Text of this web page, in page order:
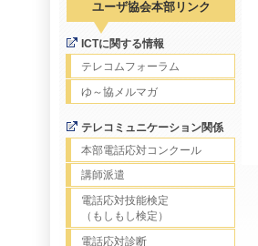
ユーザ協会本部リンク
ICTに関する情報
テレコムフォーラム
ゆ～協メルマガ
テレコミュニケーション関係
本部電話応対コンクール
講師派遣
電話応対技能検定
（もしもし検定）
電話応対診断